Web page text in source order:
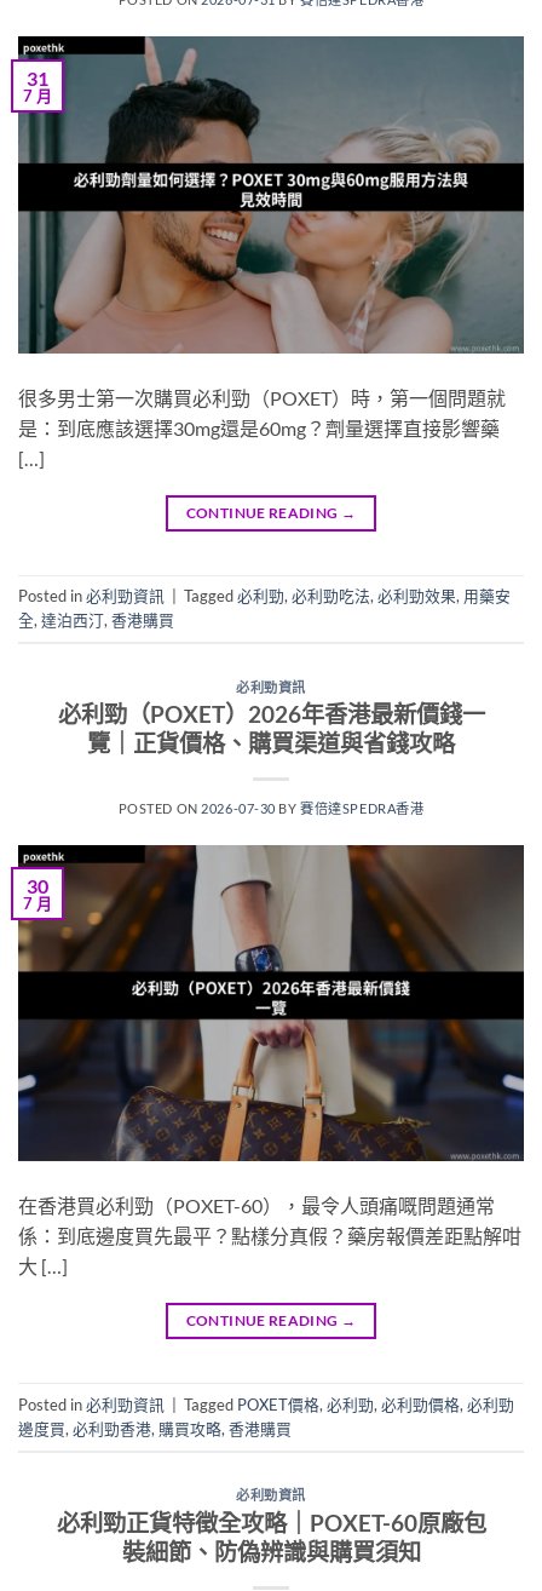
31
7 月
很多男士第一次購買必利勁（POXET）時，第一個問題就
是：到底應該選擇30mg還是60mg？劑量選擇直接影響藥
[…]
CONTINUE READING →
Posted in必利勁資訊 Tagged必利勁, 必利勁吃法, 必利勁效果, 用藥安
全, 達泊西汀, 香港購買
必利勁資訊
必利勁（POXET）2026年香港最新價錢一
覽｜正貨價格、購買渠道與省錢攻略
POSTED ON 2026-07-30 BY賽倍達SPEDRA香港
30
7 月
在香港買必利勁（POXET-60），最令人頭痛嘅問題通常
係：到底邊度買先最平？點樣分真假？藥房報價差距點解咁
大 […]
CONTINUE READING →
Posted in必利勁資訊 Tagged POXET價格, 必利勁, 必利勁價格, 必利勁
邊度買, 必利勁香港, 購買攻略, 香港購買
必利勁資訊
必利勁正貨特徵全攻略｜POXET-60原廠包
裝細節、防偽辨識與購買須知